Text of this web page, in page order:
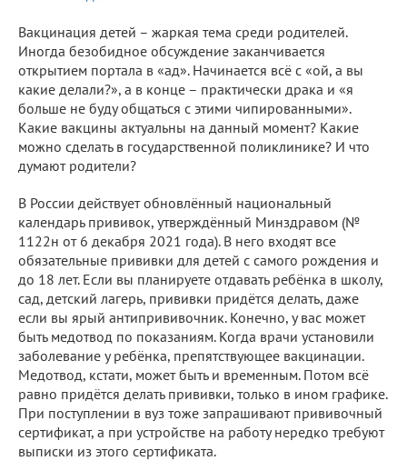
Вакцинация детей – жаркая тема среди родителей.
Иногда безобидное обсуждение заканчивается
открытием портала в «ад». Начинается всё с «ой, а вы
какие делали?», а в конце – практически драка и «я
больше не буду общаться с этими чипированными».
Какие вакцины актуальны на данный момент? Какие
можно сделать в государственной поликлинике? И что
думают родители?
В России действует обновлённый национальный
календарь прививок, утверждённый Минздравом (№
1122н от 6 декабря 2021 года). В него входят все
обязательные прививки для детей с самого рождения и
до 18 лет. Если вы планируете отдавать ребёнка в школу,
сад, детский лагерь, прививки придётся делать, даже
если вы ярый антипрививочник. Конечно, у вас может
быть медотвод по показаниям. Когда врачи установили
заболевание у ребёнка, препятствующее вакцинации.
Медотвод, кстати, может быть и временным. Потом всё
равно придётся делать прививки, только в ином графике.
При поступлении в вуз тоже запрашивают прививочный
сертификат, а при устройстве на работу нередко требуют
выписки из этого сертификата.